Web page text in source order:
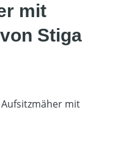
mit
Stiga